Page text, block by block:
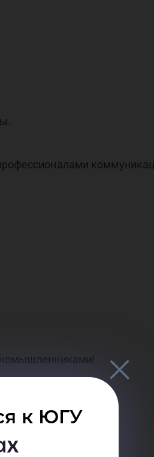
к ЮГУ